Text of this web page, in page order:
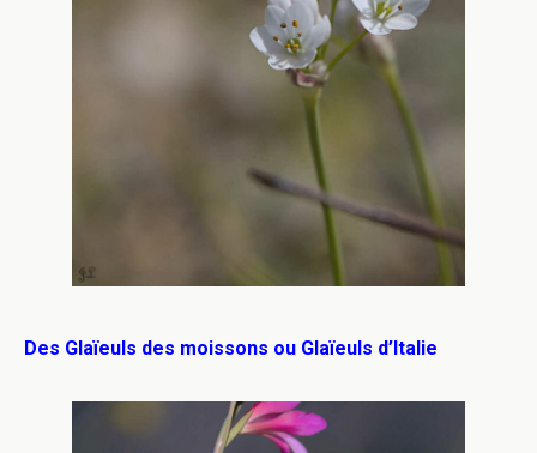
Des Glaïeuls des moissons ou Glaïeuls d’Italie